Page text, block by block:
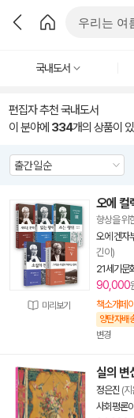
국내도서
편집자 추천 국내도서
이 분야에 334개의 상품이
미리보기
오에 컬
향상을 위
오에 겐자
긴이)
21세기문
90,000
책소개페
양탄자배
변경
실의 변
정은진 (
사회평론